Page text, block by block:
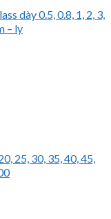
dày 0.5, 0.8, 1, 2, 3,
– ly
25, 30, 35, 40, 45,